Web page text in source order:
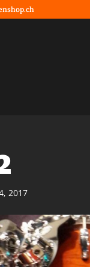
2017